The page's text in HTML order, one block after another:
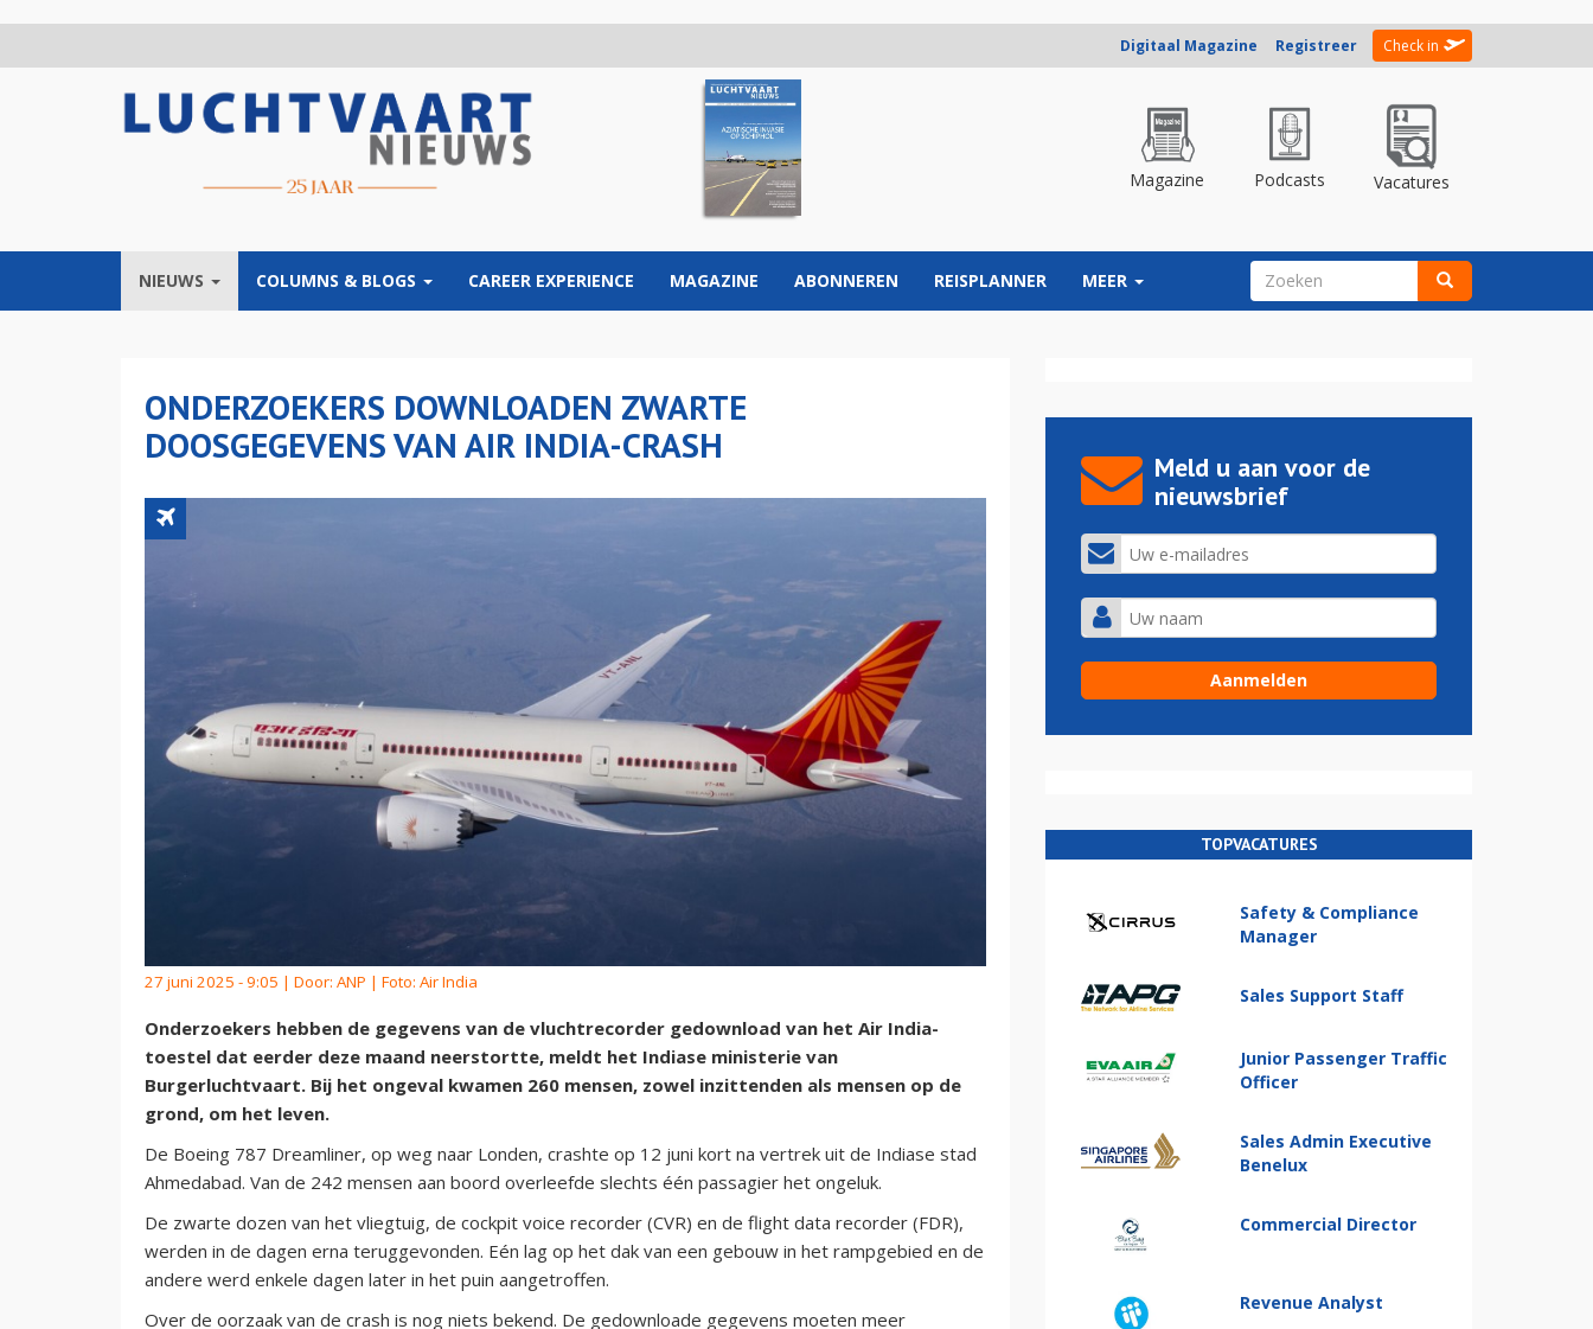
Digitaal Magazine Registreer Check in
Magazine Podcasts Vacatures
NIEUWS COLUMNS & BLOGS CAREER EXPERIENCE MAGAZINE ABONNEREN REISPLANNER MEER ZOEKVELD
ONDERZOEKERS DOWNLOADEN ZWARTE
DOOSGEGEVENS VAN AIR INDIA-CRASH
27 juni 2025 - 9:05 | Door: ANP | Foto: Air India
Onderzoekers hebben de gegevens van de vluchtrecorder gedownload van het Air India-
toestel dat eerder deze maand neerstortte, meldt het Indiase ministerie van
Burgerluchtvaart. Bij het ongeval kwamen 260 mensen, zowel inzittenden als mensen op de
grond, om het leven.
De Boeing 787 Dreamliner, op weg naar Londen, crashte op 12 juni kort na vertrek uit de Indiase stad
Ahmedabad. Van de 242 mensen aan boord overleefde slechts één passagier het ongeluk.
De zwarte dozen van het vliegtuig, de cockpit voice recorder (CVR) en de flight data recorder (FDR),
werden in de dagen erna teruggevonden. Eén lag op het dak van een gebouw in het rampgebied en de
andere werd enkele dagen later in het puin aangetroffen.
Over de oorzaak van de crash is nog niets bekend. De gedownloade gegevens moeten meer
Meld u aan voor de
nieuwsbrief
TOPVACATURES
Safety & Compliance
Manager
Sales Support Staff
Junior Passenger Traffic
Officer
Sales Admin Executive
Benelux
Commercial Director
Revenue Analyst